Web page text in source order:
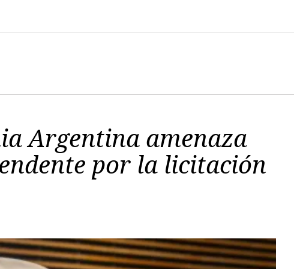
Argentina amenaza
por la licitación